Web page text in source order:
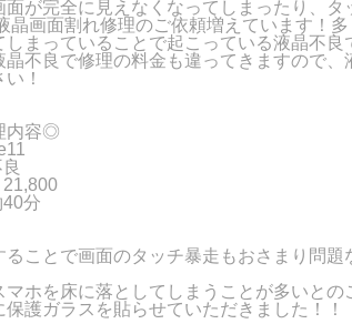
が完全に見えなくなってしまったり、タ
晶画面割れ修理のご依頼増えています！
しまっていることで起こっている液晶不良
晶不良で修理の料金も違ってきますので、
！
内容◎
分
ることで画面のタッチ暴走もおさまり問題
ホを床に落としてしまうことが多いとの
護ガラスを貼らせていただきました！！